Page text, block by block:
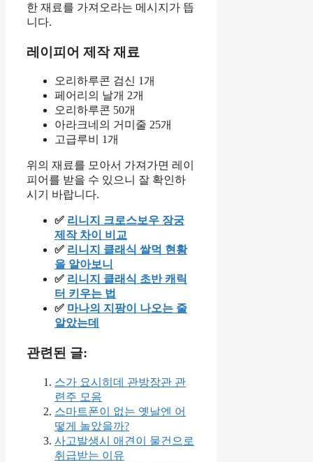
한 재료를 가져오라는 메시지가 뜹
니다.
레이피어 제작 재료
오리하루콘 검신 1개
페어리의 날개 2개
오리하루콘 50개
아라크네의 거미줄 25개
고급루비 1개
위의 재료를 모아서 가져가면 레이
피어를 받을 수 있으니 잘 확인하
시기 바랍니다.
✅ 리니지 크로스보우 장궁
제작 차이 비교
✅ 리니지 클래식 쌀먹 현황
을 알아보니
✅ 리니지 클래식 초반 캐릭
터 키우는 법
✅ 마나의 지팡이 나오는 줄
알았는데
관련된 글:
스가 요시히데 관방장관 관
련주 모음
스마트폰이 없는 옛날엔 어
떻게 놀았을까?
사고발생시 애견이 물건으로
취급받는 이유